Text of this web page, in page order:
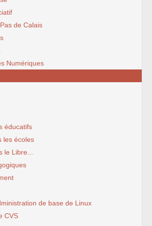
de Calais
Numériques
éducatifs
les écoles
le Libre...
de base de Linux
CVS